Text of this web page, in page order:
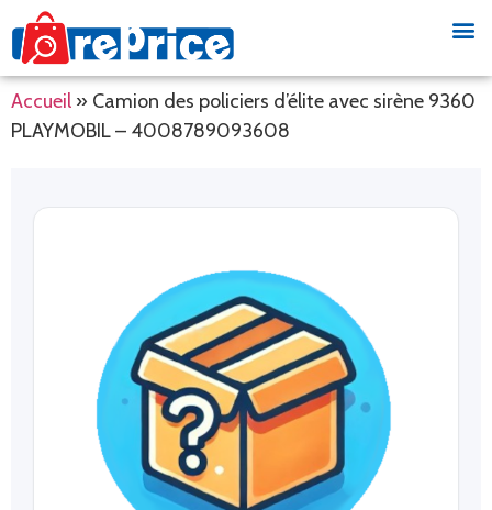
Accueil » Camion des policiers d’élite avec sirène 9360
PLAYMOBIL – 4008789093608